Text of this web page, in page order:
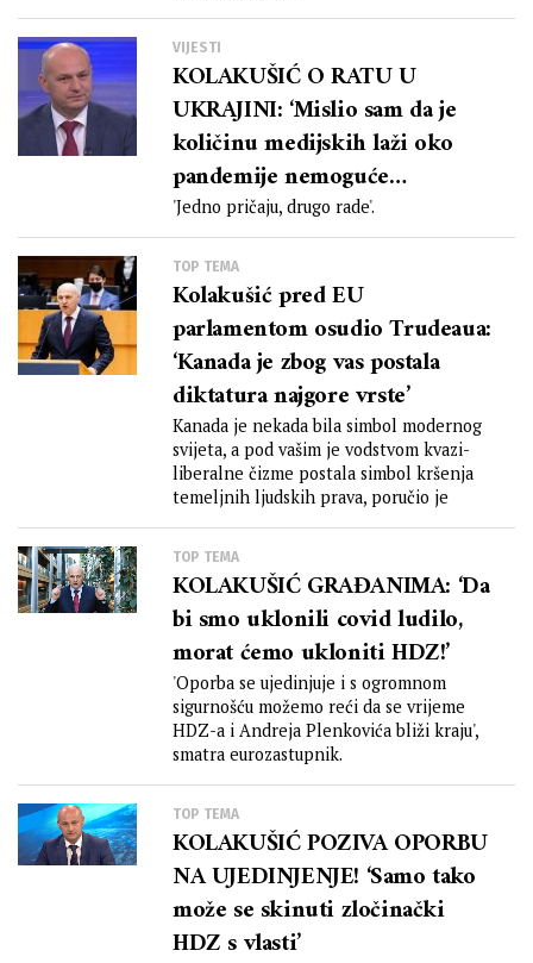
VIJESTI
KOLAKUŠIĆ O RATU U
UKRAJINI: ‘Mislio sam da je
količinu medijskih laži oko
pandemije nemoguće
nadmašiti’
'Jedno pričaju, drugo rade'.
TOP TEMA
Kolakušić pred EU
parlamentom osudio Trudeaua:
‘Kanada je zbog vas postala
diktatura najgore vrste’
Kanada je nekada bila simbol modernog
svijeta, a pod vašim je vodstvom kvazi-
liberalne čizme postala simbol kršenja
temeljnih ljudskih prava, poručio je
TOP TEMA
KOLAKUŠIĆ GRAĐANIMA: ‘Da
bi smo uklonili covid ludilo,
morat ćemo ukloniti HDZ!’
'Oporba se ujedinjuje i s ogromnom
sigurnošću možemo reći da se vrijeme
HDZ-a i Andreja Plenkovića bliži kraju',
smatra eurozastupnik.
TOP TEMA
KOLAKUŠIĆ POZIVA OPORBU
NA UJEDINJENJE! ‘Samo tako
može se skinuti zločinački
HDZ s vlasti’